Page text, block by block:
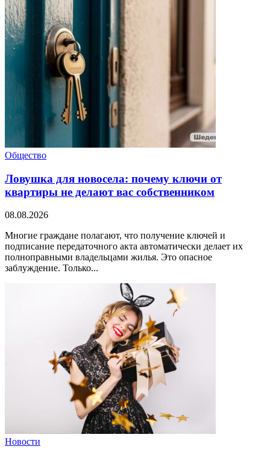
Общество
Ловушка для новосела: почему ключи от
квартиры не делают вас собственником
08.08.2026
Многие граждане полагают, что получение ключей и
подписание передаточного акта автоматически делает их
полноправными владельцами жилья. Это опасное
заблуждение. Только...
Новости